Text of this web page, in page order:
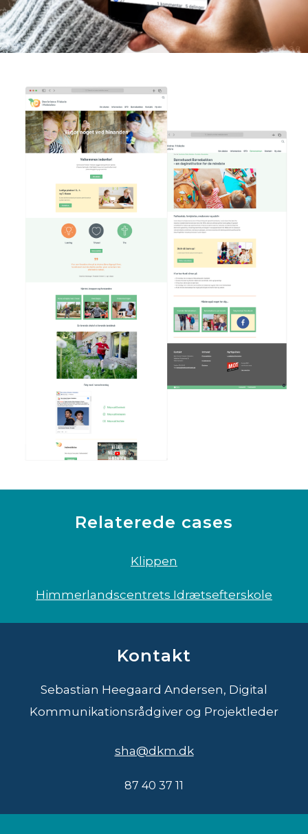
Relaterede cases
Klippen
Himmerlandscentrets Idrætsefterskole
Kontakt
Sebastian Heegaard Andersen, Digital
Kommunikationsrådgiver og Projektleder
sha@dkm.dk
87 40 37 11